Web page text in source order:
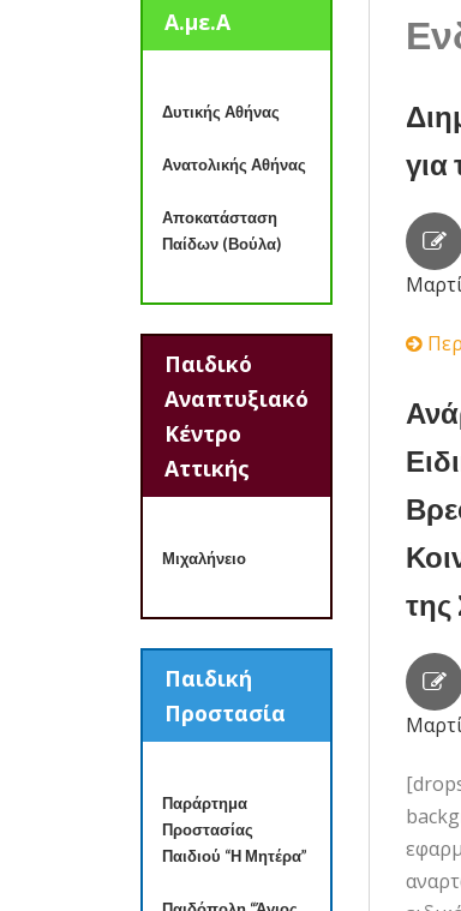
για
Α.με.Α
Δυτικής Αθήνας
Ανατολικής Αθήνας
Αποκατάσταση
Παίδων (Βούλα)
Παιδικό
Αναπτυξιακό
Κέντρο
Αττικής
Μιχαλήνειο
Παιδική
Προστασία
Παράρτημα
Προστασίας
Παιδιού “Η Μητέρα”